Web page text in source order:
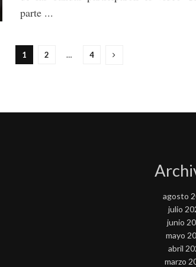
parte ...
1 2 … 4
agosto
julio
junio
mayo
abril
marzo